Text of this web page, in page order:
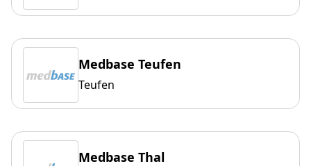
Medbase Teufen
Teufen
Medbase Thal